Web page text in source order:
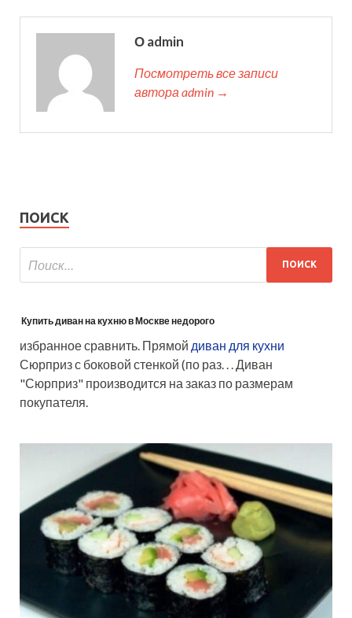
О admin
Посмотреть все записи
автора admin →
ПОИСК
Купить диван на кухню в Москве недорого
избранное сравнить. Прямой диван для кухни
Сюрприз с боковой стенкой (по раз. . . Диван
"Сюрприз" производится на заказ по размерам
покупателя.